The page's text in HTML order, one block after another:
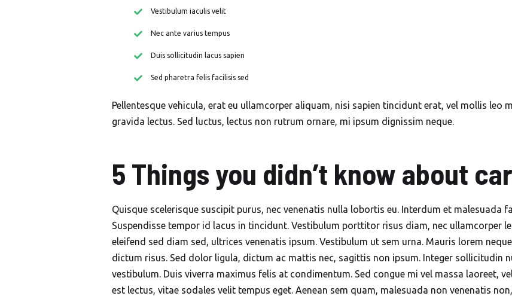
Vestibulum iaculis velit
Nec ante varius tempus
Duis sollicitudin lacus sapien
Sed pharetra felis facilisis sed
Pellentesque vehicula, erat eu ullamcorper aliquam, nisi sapien tincidunt erat, vel mollis leo
gravida lectus. Sed luctus, lectus non rutrum ornare, mi ipsum dignissim neque.
5 Things you didn’t know about
Quisque scelerisque suscipit purus, nec venenatis nulla lobortis eu. Interdum et malesuada
Suspendisse tempor id lacus in tincidunt. Vestibulum porttitor risus diam, nec ullamcorper
eleifend sed diam sed, ultrices venenatis ipsum. Vestibulum ut sem urna. Mauris lorem
dictum risus. Sed dolor ligula, dictum ac mattis nec, sagittis non ipsum. Integer sollicitudin
vestibulum. Duis viverra maximus felis at condimentum. Sed congue mi vel massa laoreet,
est lectus, vitae sodales velit tempus eget. Aenean sem quam, malesuada non venenatis